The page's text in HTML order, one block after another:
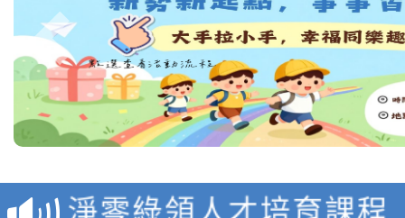
教育部校安中心白海豚
報
淨零綠領人才培育課程